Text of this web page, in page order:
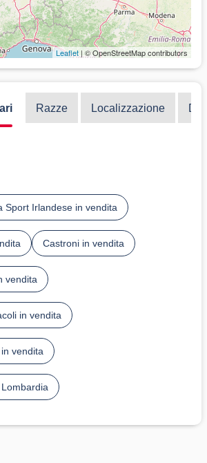
Leaflet | © OpenStreetMap contributors
Razze Localizzazione
Sport Irlandese in vendita
Castroni in vendita
vendita
in vendita
vendita